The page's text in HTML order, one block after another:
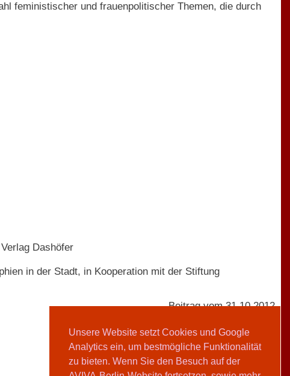
Unsere Website setzt Cookies und Google
Analytics ein, um bestmögliche Funktionalität
zu bieten. Wenn Sie den Besuch auf der
feministischer und frauenpolitischer Themen, die durch
Dashöfer
in der Stadt, in Kooperation mit der Stiftung
Beitrag vom 31.10.2012
Clarissa Lempp